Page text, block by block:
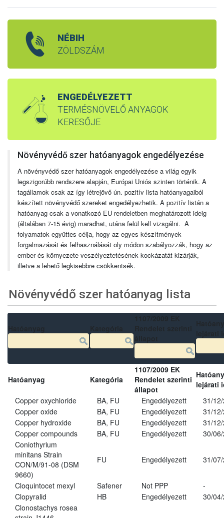
NÉBIH
ZÖLDSZÁM
ENGEDÉLYEZETT
TERMÉSNÖVELŐ ANYAGOK
KERESŐJE
Növényvédő szer hatóanyagok engedélyezése
A növényvédő szer hatóanyagok engedélyezése a világ egyik
legszigorúbb rendszere alapján, Európai Uniós szinten történik. A
tagállamok csak az így létrejövő ún. pozitív lista hatóanyagaiból
készített növényvédő szereket engedélyezhetik. A pozitív listán a
hatóanyag csak a vonatkozó EU rendeletben meghatározott ideig
(általában 7-15 évig) maradhat, utána felül kell vizsgálni. A
folyamatok együttes célja, hogy az egyes készítmények
forgalmazását és felhasználását oly módon szabályozzák, hogy az
ember és környezete veszélyeztetésének kockázatát kizárják,
illetve a lehető legkisebbre csökkentsék.
Növényvédő szer hatóanyag lista
Hatóanyag Kategória
1107/2009 EK
Rendelet szerinti
állapot
lejárati
Copper oxychloride
BA, FU Engedélyezett
31/
Copper oxide
BA, FU Engedélyezett
31/
Copper hydroxide
BA, FU Engedélyezett
31/
Copper compounds
BA, FU Engedélyezett
30/
Coniothyrium
minitans Strain
CON/M/91-08 (DSM
9660)
FU Engedélyezett 31/
Cloquintocet mexyl Safener Not PPP
-
Clopyralid
HB Engedélyezett
30/
Clonostachys rosea